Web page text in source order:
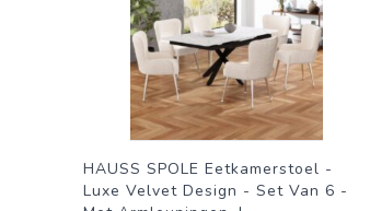
HAUSS SPOLE Eetkamerstoel -
Luxe Velvet Design - Set Van 6 -